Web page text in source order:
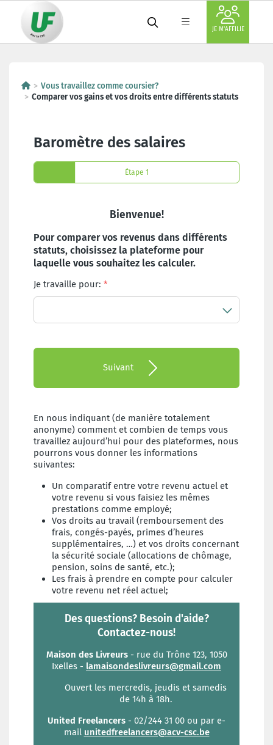
JE M'AFFILIE
Vous travaillez comme coursier?
Comparer vos gains et vos droits entre différents statuts
Baromètre des salaires
Étape 1
Étape 1
Bienvenue!
Pour comparer vos revenus dans différents
statuts, choisissez la plateforme pour
laquelle vous souhaitez les calculer.
Je travaille pour:
Suivant
En nous indiquant (de manière totalement
anonyme) comment et combien de temps vous
travaillez aujourd’hui pour des plateformes, nous
pourrons vous donner les informations
suivantes:
Un comparatif entre votre revenu actuel et
votre revenu si vous faisiez les mêmes
prestations comme employé;
Vos droits au travail (remboursement des
frais, congés-payés, primes d’heures
supplémentaires, …) et vos droits concernant
la sécurité sociale (allocations de chômage,
pension, soins de santé, etc.);
Les frais à prendre en compte pour calculer
votre revenu net réel actuel;
Des questions? Besoin d'aide?
Contactez-nous!
Maison des Livreurs- rue du Trône 123, 1050
Ixelles - lamaisondeslivreurs@gmail.com
Ouvert les mercredis, jeudis et samedis
de 14h à 18h.
United Freelancers - 02/244 31 00 ou par e-
mail unitedfreelancers@acv-csc.be